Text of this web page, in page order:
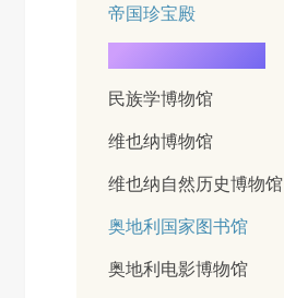
帝国珍宝殿
民族学博物馆
维也纳博物馆
维也纳自然历史博物馆
奥地利国家图书馆
奥地利电影博物馆